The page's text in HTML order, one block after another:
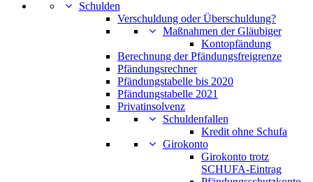
Schulden
Verschuldung oder Überschuldung?
Maßnahmen der Gläubiger
Kontopfändung
Berechnung der Pfändungsfreigrenze
Pfändungsrechner
Pfändungstabelle bis 2020
Pfändungstabelle 2021
Privatinsolvenz
Schuldenfallen
Kredit ohne Schufa
Girokonto
Girokonto trotz
SCHUFA-Eintrag